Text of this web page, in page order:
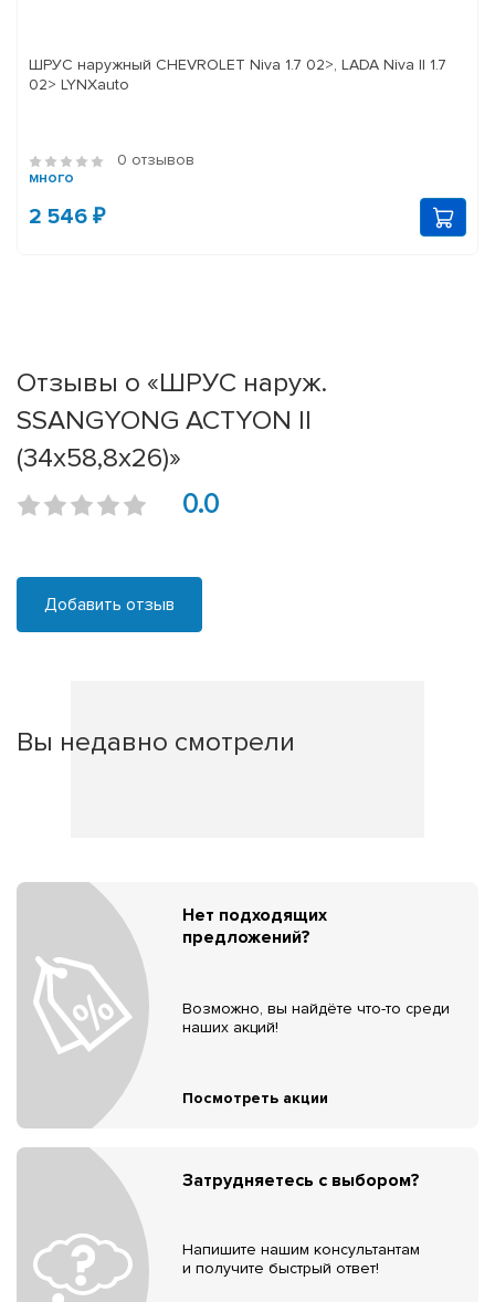
ШРУС наружный CHEVROLET Niva 1.7 02>, LADA Niva II 1.7
02> LYNXauto
0 отзывов
много
2 546 ₽
Отзывы о «ШРУС наруж.
SSANGYONG ACTYON II
(34х58,8х26)»
0.0
Добавить отзыв
Вы недавно смотрели
Нет подходящих
предложений?
Возможно, вы найдёте что-то среди
наших акций!
Посмотреть акции
Затрудняетесь с выбором?
Напишите нашим консультантам
и получите быстрый ответ!